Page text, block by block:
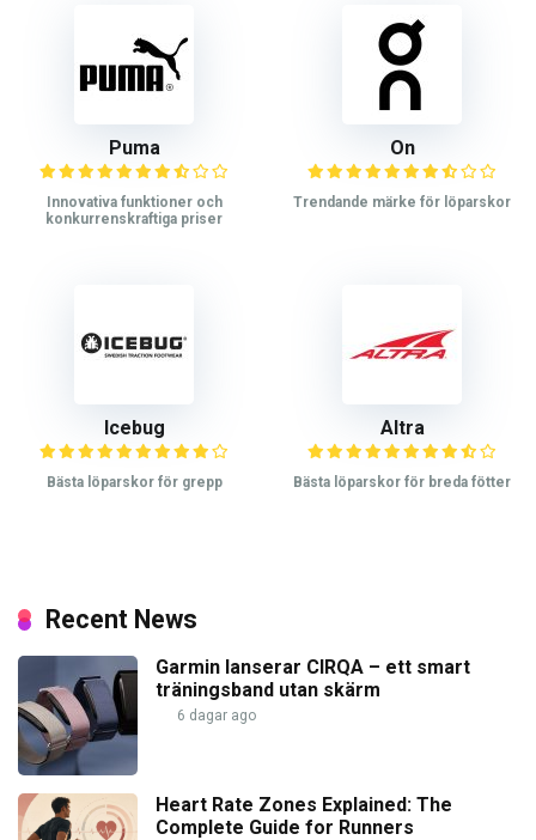
Puma
Innovativa funktioner och
konkurrenskraftiga priser
On
Trendande märke för löparskor
Icebug
Bästa löparskor för grepp
Altra
Bästa löparskor för breda fötter
Recent News
Garmin lanserar CIRQA – ett smart
träningsband utan skärm
6 dagar ago
Heart Rate Zones Explained: The
Complete Guide for Runners